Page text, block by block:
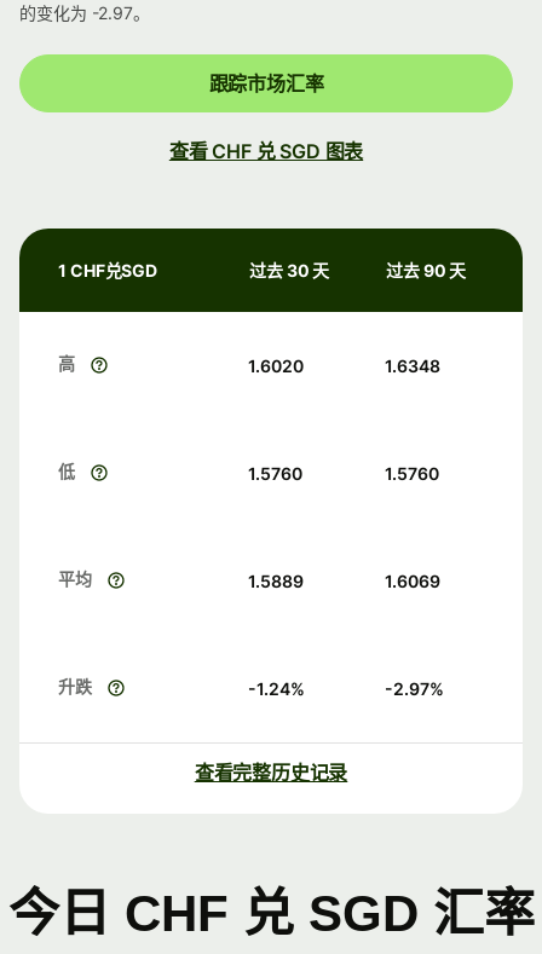
的变化为 -2.97。
跟踪市场汇率
查看 CHF 兑 SGD 图表
1 CHF兑SGD 过去 30 天 过去 90 天
高 1.6020 1.6348
低 1.5760 1.5760
平均 1.5889 1.6069
升跌 -1.24% -2.97%
查看完整历史记录
今日 CHF 兑 SGD 汇率